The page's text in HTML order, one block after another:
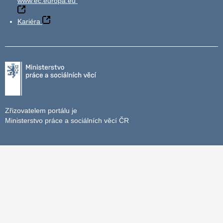
Kariéra
Zřizovatelem portálu je
Ministerstvo práce a sociálních věcí ČR